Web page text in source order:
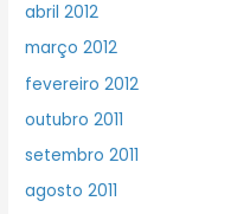
abril 2012
março 2012
fevereiro 2012
outubro 2011
setembro 2011
agosto 2011